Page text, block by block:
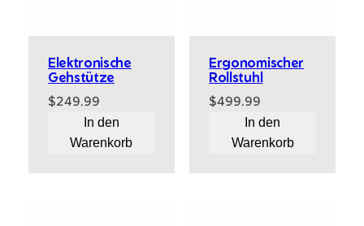
Elektronische
Gehstütze
$249.99
In den
Warenkorb
Ergonomischer
Rollstuhl
$499.99
In den
Warenkorb